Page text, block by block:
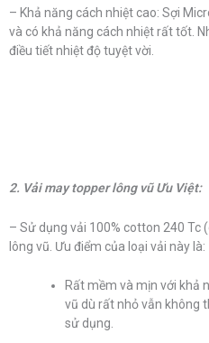
– Khả năng cách nhiệt cao: Sợi
và có khả năng cách nhiệt rất tốt.
điều tiết nhiệt độ tuyệt vời.
2. Vải may topper lông vũ Ưu Việt:
– Sử dụng vải 100% cotton 240
lông vũ. Ưu điểm của loại vải này là:
Rất mềm và mịn với khả
vũ dù rất nhỏ vẫn không
sử dụng.